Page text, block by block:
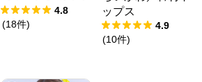
ンフラワーキャッ
トワンピース
4.8
(18件)
ップス
4.9
(10件)